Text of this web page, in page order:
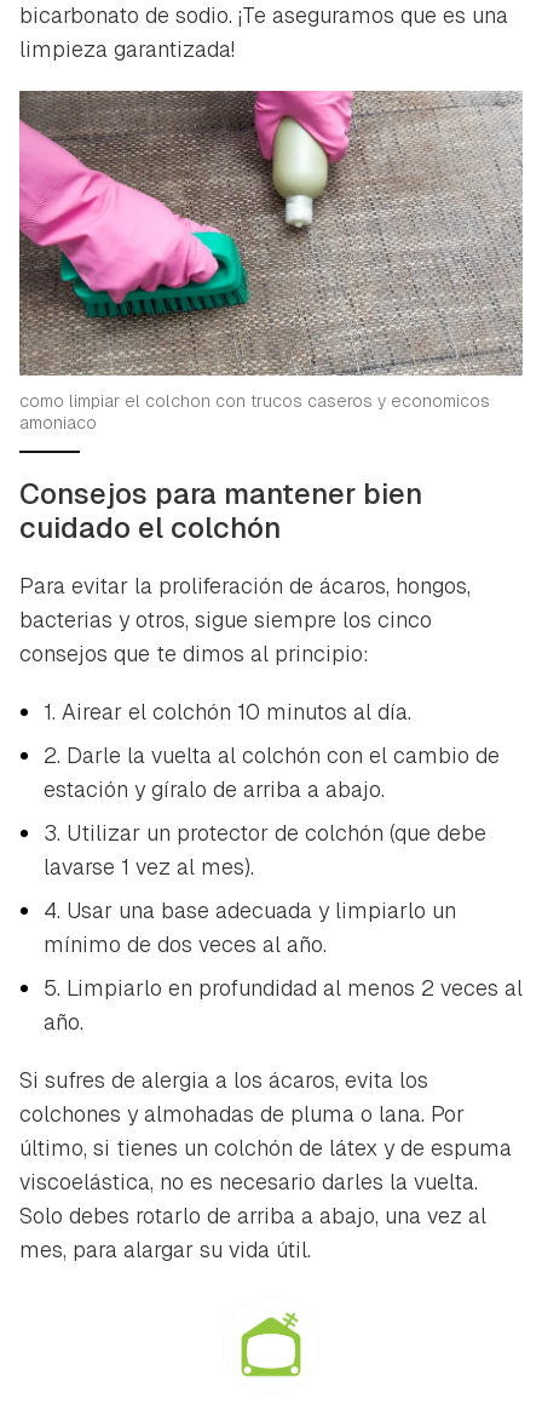
bicarbonato de sodio. ¡Te aseguramos que es una
limpieza garantizada!
como limpiar el colchon con trucos caseros y economicos
amoniaco
Consejos para mantener bien
cuidado el colchón
Para evitar la proliferación de ácaros, hongos,
bacterias y otros, sigue siempre los cinco
consejos que te dimos al principio:
1. Airear el colchón 10 minutos al día.
2. Darle la vuelta al colchón con el cambio de
estación y gíralo de arriba a abajo.
3. Utilizar un protector de colchón (que debe
lavarse 1 vez al mes).
4. Usar una base adecuada y limpiarlo un
mínimo de dos veces al año.
5. Limpiarlo en profundidad al menos 2 veces al
año.
Si sufres de alergia a los ácaros, evita los
colchones y almohadas de pluma o lana. Por
último, si tienes un colchón de látex y de espuma
viscoelástica, no es necesario darles la vuelta.
Solo debes rotarlo de arriba a abajo, una vez al
mes, para alargar su vida útil.